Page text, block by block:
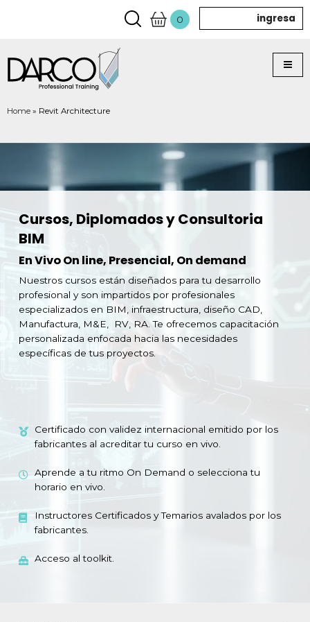
0 ingresa
Home » Revit Architecture
Cursos, Diplomados y Consultoria
BIM
En Vivo On line, Presencial, On demand
Nuestros cursos están diseñados para tu desarrollo
profesional y son impartidos por profesionales
especializados en BIM, infraestructura, diseño CAD,
Manufactura, M&E, RV, RA. Te ofrecemos capacitación
personalizada enfocada hacia las necesidades
específicas de tus proyectos.
Certificado con validez internacional emitido por los
fabricantes al acreditar tu curso en vivo.
Aprende a tu ritmo On Demand o selecciona tu
horario en vivo.
Instructores Certificados y Temarios avalados por los
fabricantes.
Acceso al toolkit.